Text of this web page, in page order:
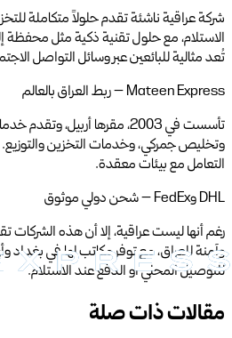
شركة عراقية ناشئة تقدم حلولاً متكاملة
الاستلام، مع حلول تقنية ذكية مثل محفظة
تُعد مثالية للبائعين عبر وسائل التواصل
Mateen Express – ربط العراق بالعالم
تأسست في 2003، مقرها أربيل،
وتخليص جمركي، وخدمات التخزين والتوزيع.
التعامل مع بيئات معقدة.
DHL وFedEx – شحن دولي موثوق
رغم أنها ليست عراقية، إلا أن هذه
وآمنة للعراق، مع توفر مكاتب لها في بغداد
للتوصيل المحلي أو الدفع عند الاستلام.
مقالات ذات صلة